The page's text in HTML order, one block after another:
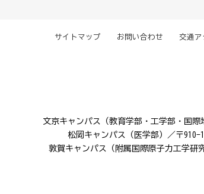
サイトマップ お問い合わせ 交通ア
文京キャンパス（教育学部・工学部・国際
松岡キャンパス（医学部）／〒910-
敦賀キャンパス（附属国際原子力工学研